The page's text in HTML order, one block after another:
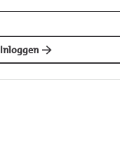
Inloggen